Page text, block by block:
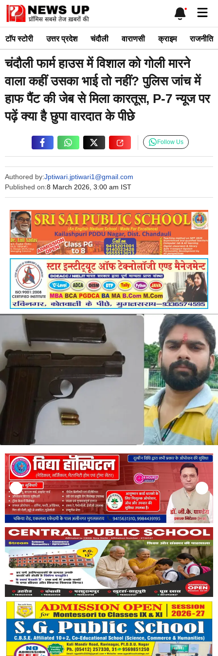
Skip
content
टाॅप स्टोरी उत्तर प्रदेश चंदौली वाराणसी क्राइम राजनीति
चंदौली फार्म हाउस में विशाल को गोली मारने
वाला कहीं उसका भाई तो नहीं? पुलिस जांच में
हाफ पैंट की जेब से मिला कारतूस, P-7 न्यूज पर
पढ़ें क्या है छुपा वारदात के पीछे
Authored by:Jptiwari.jptiwari1@gmail.com
Published on:8 March 2026, 3:00 am IST
Follow Us